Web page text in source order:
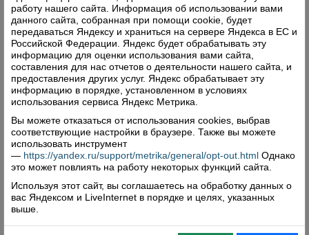
работу нашего сайта. Информация об использовании вами
данного сайта, собранная при помощи cookie, будет
передаваться Яндексу и храниться на сервере Яндекса в ЕС и
Российской Федерации. Яндекс будет обрабатывать эту
информацию для оценки использования вами сайта,
составления для нас отчетов о деятельности нашего сайта, и
предоставления других услуг. Яндекс обрабатывает эту
информацию в порядке, установленном в условиях
использования сервиса Яндекс Метрика.
Вы можете отказаться от использования cookies, выбрав
соответствующие настройки в браузере. Также вы можете
использовать инструмент
— https://yandex.ru/support/metrika/general/opt-out.html Однако
это может повлиять на работу некоторых функций сайта.
Используя этот сайт, вы соглашаетесь на обработку данных о
вас Яндексом и LiveInternet в порядке и целях, указанных
выше.